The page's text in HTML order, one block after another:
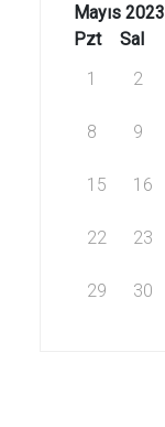
Mayıs 2023
Pzt
Sal
1
2
8 9
15 16
22 23
29 30